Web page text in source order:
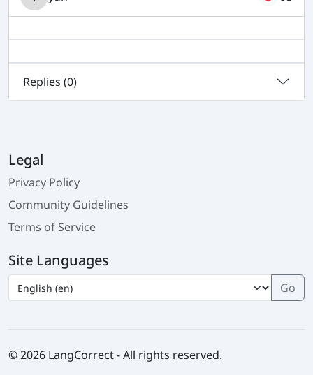
Replies (0)
Legal
Privacy Policy
Community Guidelines
Terms of Service
Site Languages
© 2026 LangCorrect - All rights reserved.